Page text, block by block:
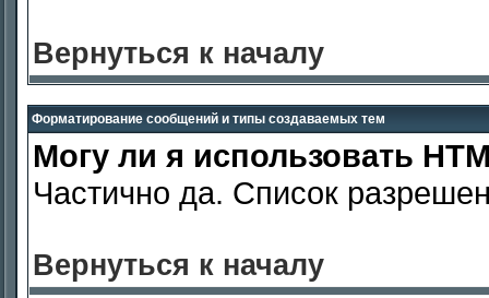
Вернуться к началу
Форматирование сообщений и типы создаваемых тем
Могу ли я использовать
Частично да. Список
Вернуться к началу